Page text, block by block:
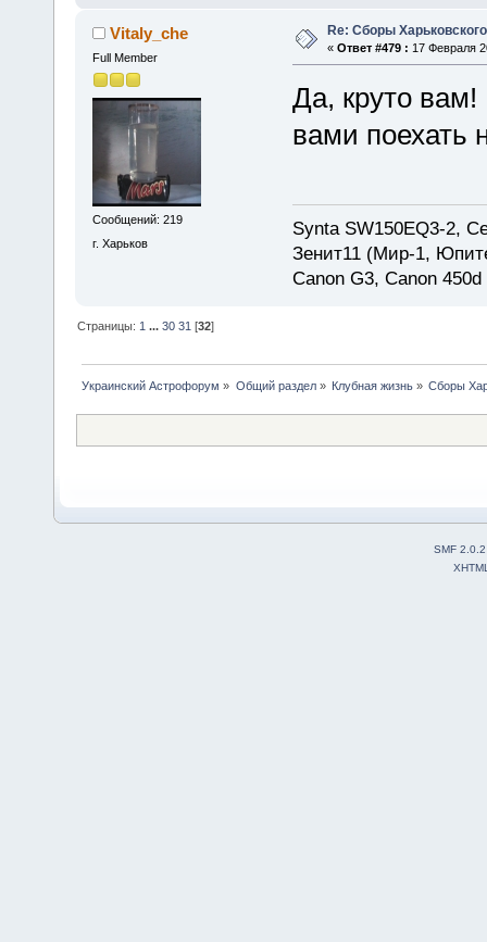
Vitaly_che
Full Member
Сообщений: 219
г. Харьков
Re: Сборы
« Ответ #479 : 17 Февраля
Да, круто
вами поехать
Synta SW150EQ3-2,
Зенит11 (Мир-1,
Canon G3, Canon 450d
Страницы: 1 ...30 31 [32]
Украинский Астрофорум » Общий раздел» Клубная жизнь» Сборы
SMF 2.0.2